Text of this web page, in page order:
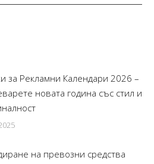
за Рекламни Календари 2026 –
новата година със стил и
на превозни средства